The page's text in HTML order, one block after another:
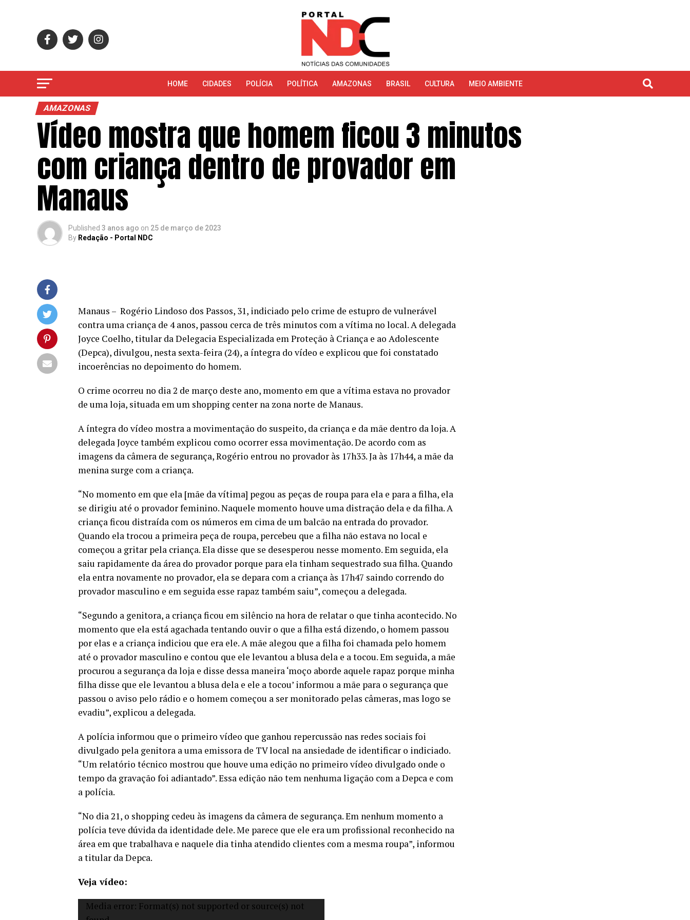
HOME CIDADES POLÍCIA POLÍTICA AMAZONAS BRASIL CULTURA MEIO AMBIENTE
AMAZONAS
Vídeo mostra que homem ficou 3 minutos
com criança dentro de provador em
Manaus
Published 3 anos ago on 25 de março de 2023
By Redação - Portal NDC
Manaus – Rogério Lindoso dos Passos, 31, indiciado pelo crime de estupro de vulnerável
contra uma criança de 4 anos, passou cerca de três minutos com a vítima no local. A delegada
Joyce Coelho, titular da Delegacia Especializada em Proteção à Criança e ao Adolescente
(Depca), divulgou, nesta sexta-feira (24), a íntegra do vídeo e explicou que foi constatado
incoerências no depoimento do homem.
O crime ocorreu no dia 2 de março deste ano, momento em que a vítima estava no provador
de uma loja, situada em um shopping center na zona norte de Manaus.
A íntegra do vídeo mostra a movimentação do suspeito, da criança e da mãe dentro da loja. A
delegada Joyce também explicou como ocorrer essa movimentação. De acordo com as
imagens da câmera de segurança, Rogério entrou no provador às 17h33. Ja às 17h44, a mãe da
menina surge com a criança.
“No momento em que ela [mãe da vítima] pegou as peças de roupa para ela e para a filha, ela
se dirigiu até o provador feminino. Naquele momento houve uma distração dela e da filha. A
criança ficou distraída com os números em cima de um balcão na entrada do provador.
Quando ela trocou a primeira peça de roupa, percebeu que a filha não estava no local e
começou a gritar pela criança. Ela disse que se desesperou nesse momento. Em seguida, ela
saiu rapidamente da área do provador porque para ela tinham sequestrado sua filha. Quando
ela entra novamente no provador, ela se depara com a criança às 17h47 saindo correndo do
provador masculino e em seguida esse rapaz também saiu”, começou a delegada.
“Segundo a genitora, a criança ficou em silêncio na hora de relatar o que tinha acontecido. No
momento que ela está agachada tentando ouvir o que a filha está dizendo, o homem passou
por elas e a criança indiciou que era ele. A mãe alegou que a filha foi chamada pelo homem
até o provador masculino e contou que ele levantou a blusa dela e a tocou. Em seguida, a mãe
procurou a segurança da loja e disse dessa maneira ‘moço aborde aquele rapaz porque minha
filha disse que ele levantou a blusa dela e ele a tocou’ informou a mãe para o segurança que
passou o aviso pelo rádio e o homem começou a ser monitorado pelas câmeras, mas logo se
evadiu”, explicou a delegada.
A polícia informou que o primeiro vídeo que ganhou repercussão nas redes sociais foi
divulgado pela genitora a uma emissora de TV local na ansiedade de identificar o indiciado.
“Um relatório técnico mostrou que houve uma edição no primeiro vídeo divulgado onde o
tempo da gravação foi adiantado”. Essa edição não tem nenhuma ligação com a Depca e com
a polícia.
“No dia 21, o shopping cedeu às imagens da câmera de segurança. Em nenhum momento a
polícia teve dúvida da identidade dele. Me parece que ele era um profissional reconhecido na
área em que trabalhava e naquele dia tinha atendido clientes com a mesma roupa”, informou
a titular da Depca.
Veja vídeo:
Tocador
de
Media error: Format(s) not supported or source(s) not